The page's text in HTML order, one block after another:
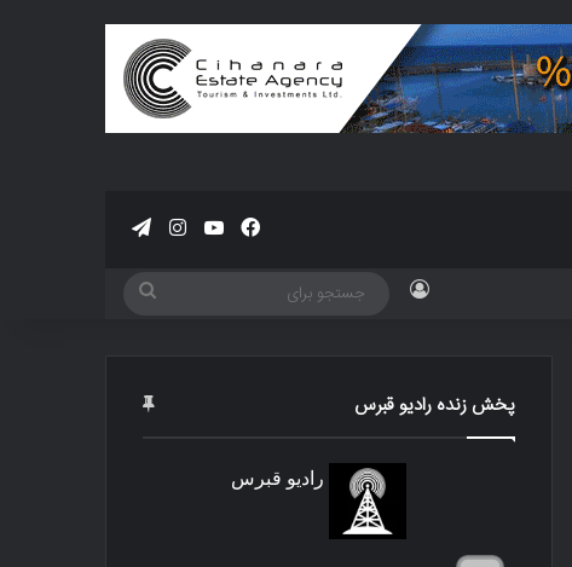
فیسبوکیوتیوباینستاگرام
پخش زنده رادیو قبرس
رادیو قبرس